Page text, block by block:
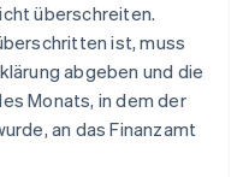
überschreiten.
ist, muss
abgeben und die
Monats, in dem der
an das Finanzamt